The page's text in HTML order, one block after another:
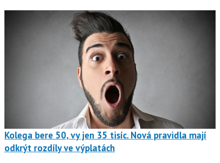
Kolega bere 50, vy jen 35 tisíc. Nová pravidla mají
odkrýt rozdíly ve výplatách